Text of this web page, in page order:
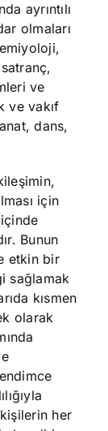
ayrıntılı
olmaları
ve
ve vakıf
dans,
için
Bunun
etkin bir
sağlamak
kısmen
olarak
her